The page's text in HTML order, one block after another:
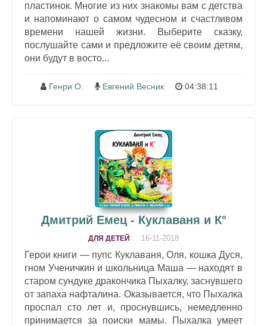
пластинок. Многие из них знакомы вам с детства
и напоминают о самом чудесном и счастливом
времени нашей жизни. Выберите сказку,
послушайте сами и предложите её своим детям,
они будут в восто...
Генри О. Евгений Весник 04:38:11
Дмитрий Емец - Куклаваня и К°
ДЛЯ ДЕТЕЙ 16-11-2018
Герои книги — пупс Куклаваня, Оля, кошка Дуся,
гном Ученичкин и школьница Маша — находят в
старом сундуке дракончика Пыхалку, заснувшего
от запаха нафталина. Оказывается, что Пыхалка
проспал сто лет и, проснувшись, немедленно
принимается за поиски мамы. Пыхалка умеет